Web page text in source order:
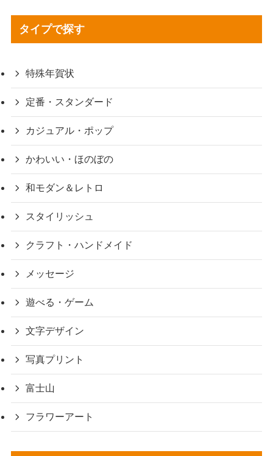
タイプで探す
特殊年賀状
定番・スタンダード
カジュアル・ポップ
かわいい・ほのぼの
和モダン＆レトロ
スタイリッシュ
クラフト・ハンドメイド
メッセージ
遊べる・ゲーム
文字デザイン
写真プリント
富士山
フラワーアート